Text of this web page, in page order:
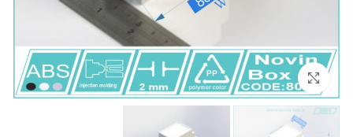
برای بزرگنمایی کلیک کنید